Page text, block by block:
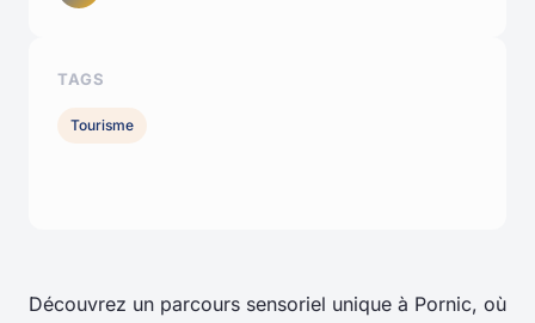
Découvrez un parcours sensoriel unique à Pornic, où
TAGS
Tourisme